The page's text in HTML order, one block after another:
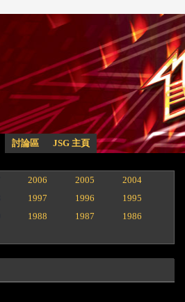
討論區 JSG 主頁
2006 2005
2004
1997 1996
1995
1988 1987
1986